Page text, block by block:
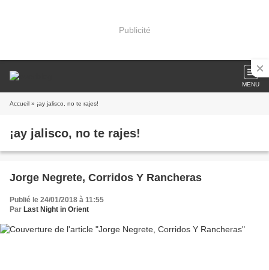
Publicité
MENU
Accueil » ¡ay jalisco, no te rajes!
¡ay jalisco, no te rajes!
Jorge Negrete, Corridos Y Rancheras
Publié le 24/01/2018 à 11:55
Par Last Night in Orient